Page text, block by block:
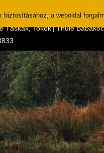
|Thule
Táskák, Tokok|Thule
a weboldal